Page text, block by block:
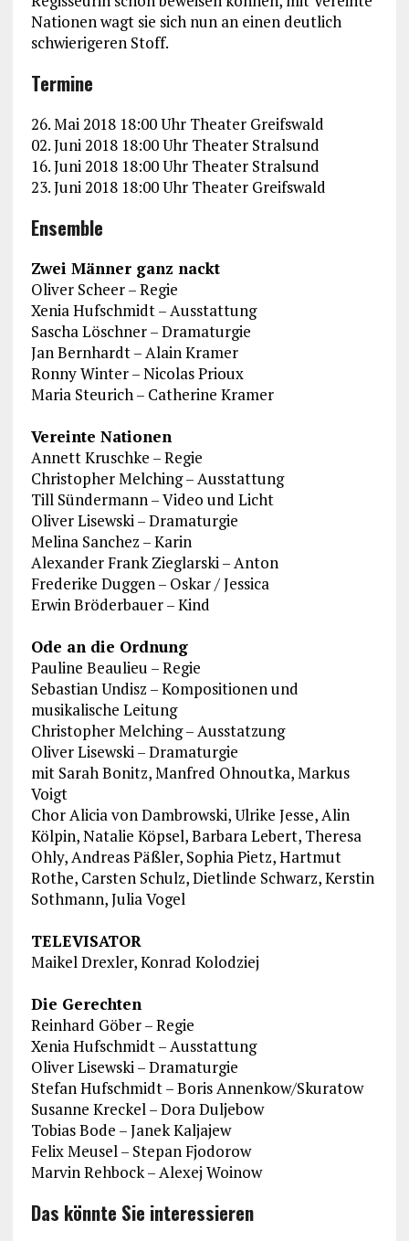
Nationen wagt sie sich nun an einen deutlich
schwierigeren Stoff.
Termine
26. Mai 2018 18:00 Uhr Theater Greifswald
02. Juni 2018 18:00 Uhr Theater Stralsund
16. Juni 2018 18:00 Uhr Theater Stralsund
23. Juni 2018 18:00 Uhr Theater Greifswald
Ensemble
Zwei Männer ganz nackt
Oliver Scheer – Regie
Xenia Hufschmidt – Ausstattung
Sascha Löschner – Dramaturgie
Jan Bernhardt – Alain Kramer
Ronny Winter – Nicolas Prioux
Maria Steurich – Catherine Kramer
Vereinte Nationen
Annett Kruschke – Regie
Christopher Melching – Ausstattung
Till Sündermann – Video und Licht
Oliver Lisewski – Dramaturgie
Melina Sanchez – Karin
Alexander Frank Zieglarski – Anton
Frederike Duggen – Oskar / Jessica
Erwin Bröderbauer – Kind
Ode an die Ordnung
Pauline Beaulieu – Regie
Sebastian Undisz – Kompositionen und
musikalische Leitung
Christopher Melching – Ausstatzung
Oliver Lisewski – Dramaturgie
mit Sarah Bonitz, Manfred Ohnoutka, Markus
Voigt
Chor Alicia von Dambrowski, Ulrike Jesse, Alin
Kölpin, Natalie Köpsel, Barbara Lebert, Theresa
Ohly, Andreas Päßler, Sophia Pietz, Hartmut
Rothe, Carsten Schulz, Dietlinde Schwarz, Kerstin
Sothmann, Julia Vogel
TELEVISATOR
Maikel Drexler, Konrad Kolodziej
Die Gerechten
Reinhard Göber – Regie
Xenia Hufschmidt – Ausstattung
Oliver Lisewski – Dramaturgie
Stefan Hufschmidt – Boris Annenkow/Skuratow
Susanne Kreckel – Dora Duljebow
Tobias Bode – Janek Kaljajew
Felix Meusel – Stepan Fjodorow
Marvin Rehbock – Alexej Woinow
Das könnte Sie interessieren